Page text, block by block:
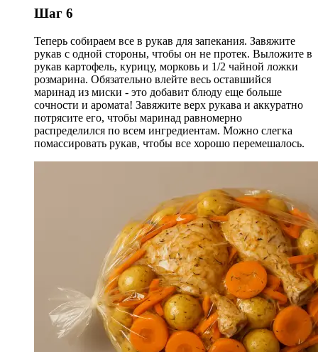
Шаг 6
Теперь собираем все в рукав для запекания. Завяжите
рукав с одной стороны, чтобы он не протек. Выложите в
рукав картофель, курицу, морковь и 1/2 чайной ложки
розмарина. Обязательно влейте весь оставшийся
маринад из миски - это добавит блюду еще больше
сочности и аромата! Завяжите верх рукава и аккуратно
потрясите его, чтобы маринад равномерно
распределился по всем ингредиентам. Можно слегка
помассировать рукав, чтобы все хорошо перемешалось.